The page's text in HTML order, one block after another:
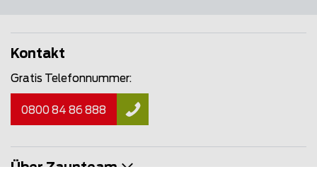
Kontakt
Gratis Telefonnummer:
0800 84 86 888
Über Zaunteam